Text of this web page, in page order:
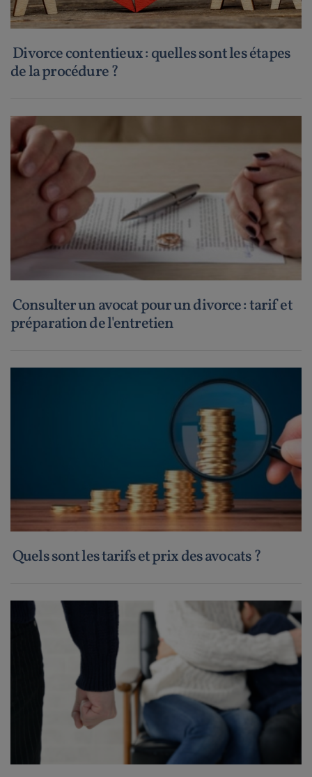
Divorce contentieux : quelles sont les étapes
de la procédure ?
Consulter un avocat pour un divorce : tarif et
préparation de l'entretien
Quels sont les tarifs et prix des avocats ?